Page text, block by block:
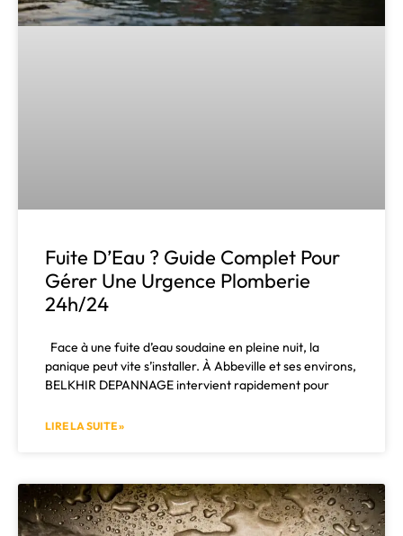
Fuite D’Eau ? Guide Complet Pour
Gérer Une Urgence Plomberie
24h/24
Face à une fuite d’eau soudaine en pleine nuit, la
panique peut vite s’installer. À Abbeville et ses environs,
BELKHIR DEPANNAGE intervient rapidement pour
LIRE LA SUITE »